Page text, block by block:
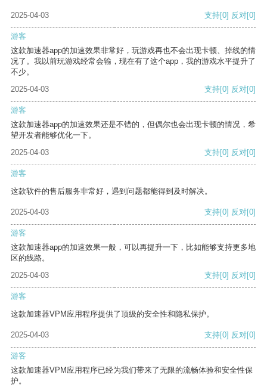
2025-04-03 支持[0] 反对[0]
游客
这款加速器app的加速效果非常好，玩游戏再也不会出现卡顿、掉线的情
况了。我以前玩游戏经常会输，现在有了这个app，我的游戏水平提升了
不少。
2025-04-03
支持[0] 反对[0]
游客
这款加速器app的加速效果还是不错的，但偶尔也会出现卡顿的情况，希
望开发者能够优化一下。
2025-04-03
支持[0] 反对[0]
游客
这款软件的售后服务非常好，遇到问题都能得到及时解决。
2025-04-03 支持[0] 反对[0]
游客
这款加速器app的加速效果一般，可以再提升一下，比如能够支持更多地
区的线路。
2025-04-03
支持[0] 反对[0]
游客
这款加速器VPM应用程序提供了顶级的安全性和隐私保护。
2025-04-03 支持[0] 反对[0]
游客
这款加速器VPM应用程序已经为我们带来了无限的流畅体验和安全性保
护。